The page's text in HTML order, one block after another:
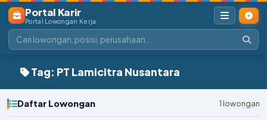
Portal Karir
Portal Lowongan Kerja
Tag: PT Lamicitra Nusantara
Daftar Lowongan 1 lowongan